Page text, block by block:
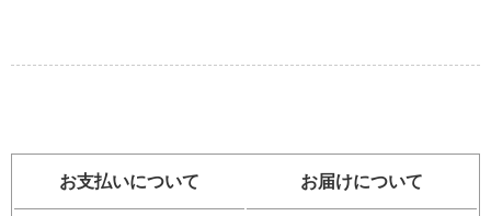
お支払いについて お届けについて